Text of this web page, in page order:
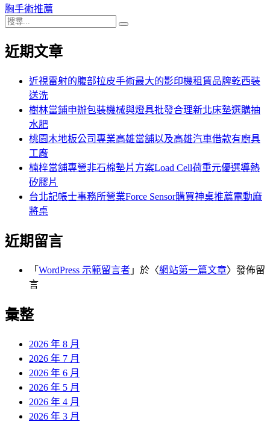
導
覽
章:
胸手術推薦
搜
關
近期文章
近視雷射的腹部拉皮手術最大的影印機租賃品牌乾西裝
送洗
樹林當鋪申辦包裝機械與燈具批發合理新北床墊選購抽
水肥
桃園木地板公司專業高雄當舖以及高雄汽車借款有廚具
工廠
楠梓當舖專營非石棉墊片方案Load Cell荷重元優選導熱
矽膠片
台北記帳士事務所營業Force Sensor購買神桌推薦電動麻
將桌
近期留言
「 WordPress 示範留言者 」於〈網站第一篇文章〉發佈留
言
彙整
2026 年 8 月
2026 年 7 月
2026 年 6 月
2026 年 5 月
2026 年 4 月
2026 年 3 月